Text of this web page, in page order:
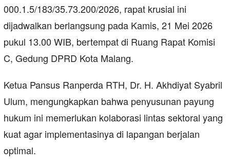
000.1.5/183/35.73.200/2026, rapat krusial ini
dijadwalkan berlangsung pada Kamis, 21 Mei 2026
pukul 13.00 WIB, bertempat di Ruang Rapat Komisi
C, Gedung DPRD Kota Malang.
​Ketua Pansus Ranperda RTH, Dr. H. Akhdiyat Syabril
Ulum, mengungkapkan bahwa penyusunan payung
hukum ini memerlukan kolaborasi lintas sektoral yang
kuat agar implementasinya di lapangan berjalan
optimal.